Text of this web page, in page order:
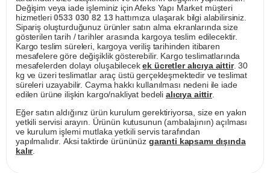
Değişim veya iade işleminiz için Afeks Yapı Market müşteri
hizmetleri0533 030 82 13hattımıza ulaşarak bilgi alabilirsiniz.
Sipariş oluşturduğunuz ürünler satın alma ekranlarında size
gösterilen tarih / tarihler arasında kargoya teslim edilecektir.
Kargo teslim süreleri, kargoya veriliş tarihinden itibaren
mesafelere göre değişiklik gösterebilir. Kargo teslimatlarında
mesafelerden dolayı oluşabilecekek ücretler alıcıya aittir. 30
kg ve üzeri teslimatlar araç üstü gerçekleşmektedir ve teslimat
süreleri uzayabilir. Cayma hakkı kullanılması nedeni ile iade
edilen ürüne ilişkin kargo/nakliyat bedeli alıcıya aittir.
Eğer satın aldığınız ürün kurulum gerektiriyorsa, size en yakın
yetkili servisi arayın. Ürünün kutusunun (ambalajının) açılması
ve kurulum işlemi mutlaka yetkili servis tarafından
yapılmalıdır. Aksi taktirde ürününüz garanti kapsamı dışında
kalır.